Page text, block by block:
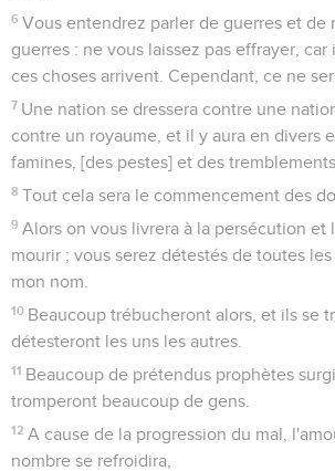
6 Vous entendrez parler de guerres et de
guerres : ne vous laissez pas effrayer,
ces choses arrivent. Cependant, ce ne
7 Une nation se dressera contre une
contre un royaume, et il y aura en divers
famines, [des pestes] et des
8 Tout cela sera le commencement des
9 Alors on vous livrera à la persécution et
mourir ; vous serez détestés de toutes
mon nom.
10 Beaucoup trébucheront alors, et ils se
détesteront les uns les autres.
11 Beaucoup de prétendus prophètes
tromperont beaucoup de gens.
12 A cause de la progression du mal,
nombre se refroidira,